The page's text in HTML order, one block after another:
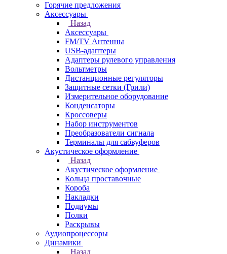
Горячие предложения
Аксессуары
Назад
Аксессуары
FM/TV Антенны
USB-адаптеры
Адаптеры рулевого управления
Вольтметры
Дистанционные регуляторы
Защитные сетки (Грили)
Измерительное оборудование
Конденсаторы
Кроссоверы
Набор инструментов
Преобразователи сигнала
Терминалы для сабвуферов
Акустическое оформление
Назад
Акустическое оформление
Кольца проставочные
Короба
Накладки
Подиумы
Полки
Раскрывы
Аудиопроцессоры
Динамики
Назад